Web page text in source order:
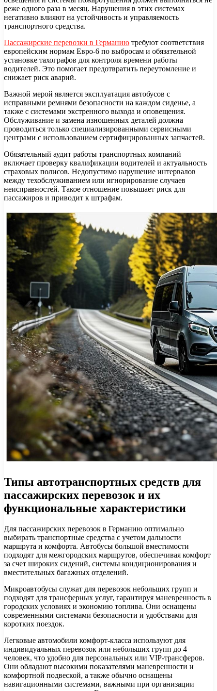
реже одного раза в месяц. Нарушения в этих системах
негативно влияют на устойчивость и управляемость
транспортного средства.
Пассажирские перевозки в Германию требуют соответствия
европейским нормам Евро-6 по выбросам и обязательной
установке тахографов для контроля времени работы
водителей. Это помогает предотвратить переутомление и
снижает риск аварий.
Важной мерой является эксплуатация автобусов с
исправными ремнями безопасности на каждом сиденье, а
также с системами экстренного выхода и оповещения.
Обслуживание и замена изношенных деталей должна
проводиться только специализированными сервисными
центрами с использованием сертифицированных запчастей.
Обязательный аудит работы транспортных компаний
включает проверку квалификации водителей и актуальность
страховых полисов. Недопустимо нарушение интервалов
между техобслуживанием или игнорирование случаев
неисправностей. Такое отношение повышает риск для
пассажиров и приводит к штрафам.
Типы автотранспортных средств для
пассажирских перевозок и их
функциональные характеристики
Для пассажирских перевозок в Германию оптимально
выбирать транспортные средства с учетом дальности
маршрута и комфорта. Автобусы большой вместимости
подходят для межгородских маршрутов, обеспечивая комфорт
за счет широких сидений, системы кондиционирования и
вместительных багажных отделений.
Микроавтобусы служат для перевозок небольших групп и
подходят для трансферных услуг, гарантируя маневренность в
городских условиях и экономию топлива. Они оснащены
современными системами безопасности и удобствами для
коротких поездок.
Легковые автомобили комфорт-класса используют для
индивидуальных перевозок или небольших групп до 4
человек, что удобно для персональных или VIP-трансферов.
Они обладают высокими показателями маневренности и
комфортной подвеской, а также обычно оснащены
навигационными системами, важными при организации